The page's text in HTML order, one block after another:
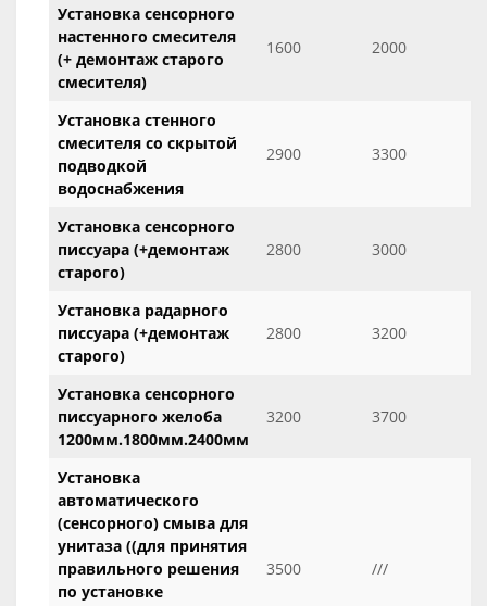
Установка сенсорного
настенного смесителя
(+ демонтаж старого
смесителя)
1600 2000
Установка стенного
смесителя со скрытой
подводкой
водоснабжения
2900 3300
Установка сенсорного
писсуара (+демонтаж
старого)
2800 3000
Установка радарного
писсуара (+демонтаж
старого)
2800 3200
Установка сенсорного
писсуарного желоба
1200мм.1800мм.2400мм
3200 3700
Установка
автоматического
(сенсорного) смыва для
унитаза ((для принятия
правильного решения
по установке
3500 ///